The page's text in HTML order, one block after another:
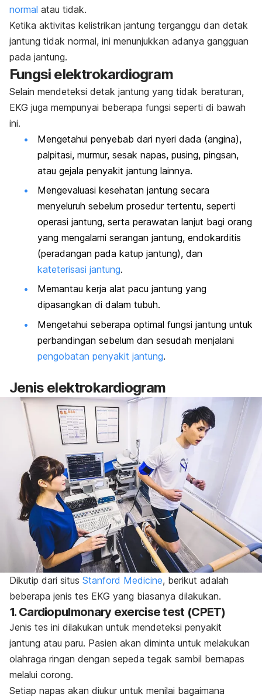
normal atau tidak.
Ketika aktivitas kelistrikan jantung terganggu dan detak
jantung tidak normal, ini menunjukkan adanya gangguan
pada jantung.
Fungsi elektrokardiogram
Selain mendeteksi detak jantung yang tidak beraturan,
EKG juga mempunyai beberapa fungsi seperti di bawah
ini.
Mengetahui penyebab dari nyeri dada (angina),
palpitasi, murmur, sesak napas, pusing, pingsan,
atau gejala penyakit jantung lainnya.
Mengevaluasi kesehatan jantung secara
menyeluruh sebelum prosedur tertentu, seperti
operasi jantung, serta perawatan lanjut bagi orang
yang mengalami serangan jantung, endokarditis
(peradangan pada katup jantung), dan
kateterisasi jantung.
Memantau kerja alat pacu jantung yang
dipasangkan di dalam tubuh.
Mengetahui seberapa optimal fungsi jantung untuk
perbandingan sebelum dan sesudah menjalani
pengobatan penyakit jantung.
Jenis elektrokardiogram
Dikutip dari situs Stanford Medicine, berikut adalah
beberapa jenis tes EKG yang biasanya dilakukan.
1. Cardiopulmonary exercise test (CPET)
Jenis tes ini dilakukan untuk mendeteksi penyakit
jantung atau paru. Pasien akan diminta untuk melakukan
olahraga ringan dengan sepeda tegak sambil bernapas
melalui corong.
Setiap napas akan diukur untuk menilai bagaimana